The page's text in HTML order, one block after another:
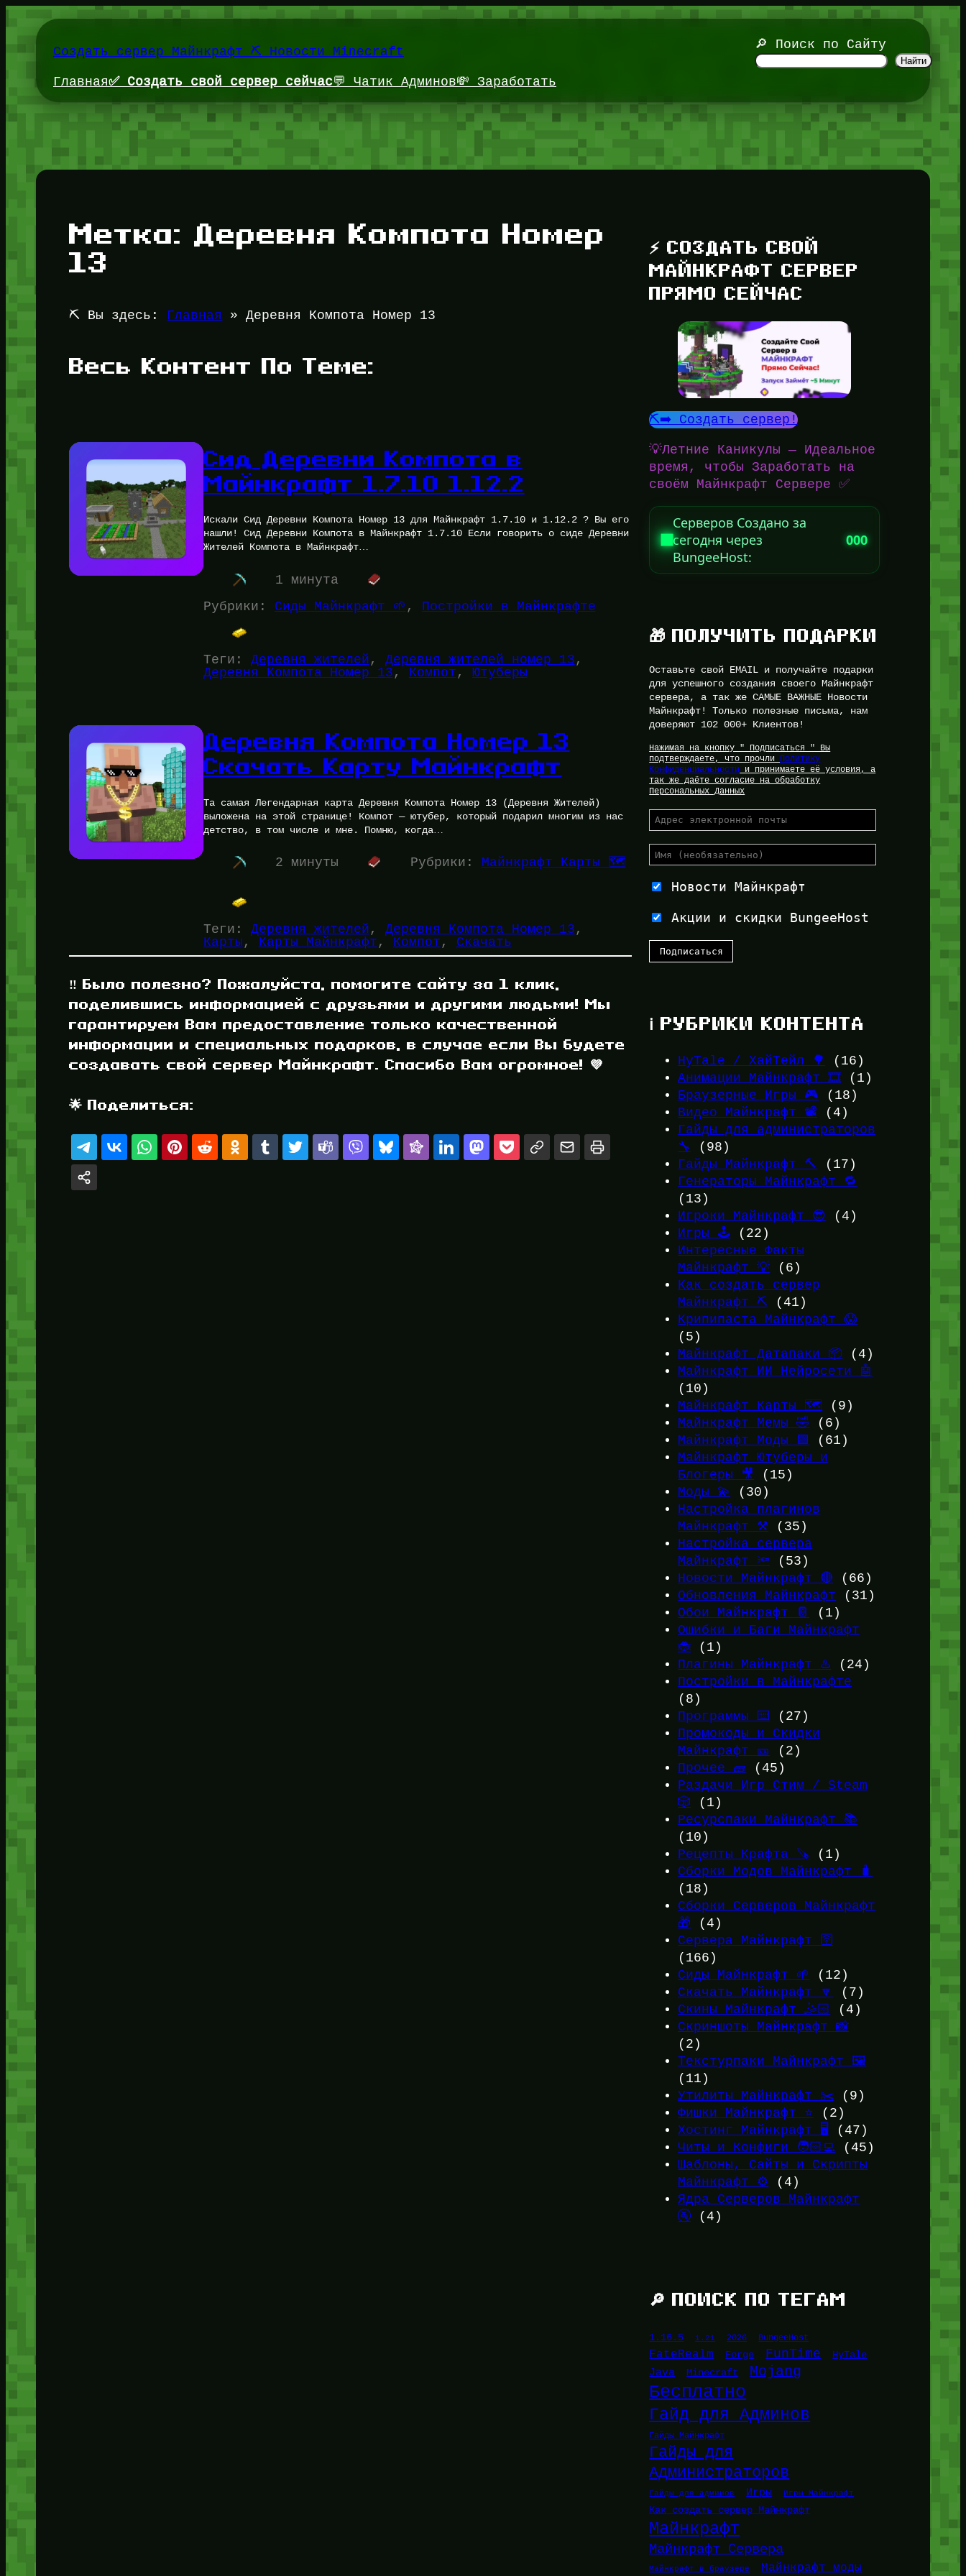
Перейти
к
содержимомуСоздать сервер Майнкрафт ⛏️ Новости Minecraft
🔎 Поиск по Сайту
Найти
Главная✅ Создать свой сервер сейчас💬 Чатик Админов💸 Заработать
Метка:Деревня Компота Номер
13
⛏️ Вы здесь: Главная »Деревня Компота Номер 13
Весь Контент По Теме:
Сид Деревни Компота в
Майнкрафт 1.7.10 1.12.2
Искали Сид Деревни Компота Номер 13 для Майнкрафт 1.7.10 и 1.12.2 ? Вы его
нашли! Сид Деревни Компота в Майнкрафт 1.7.10 Если говорить о сиде Деревни
Жителей Компота в Майнкрафт…
1 минута
Рубрики: Сиды Майнкрафт 🌱 , Постройки в Майнкрафте
Теги: Деревня жителей , Деревня жителей номер 13
Деревня Компота Номер 13 , Компот , Ютуберы
Деревня Компота Номер 13
Скачать Карту Майнкрафт
Та самая Легендарная карта Деревня Компота Номер 13 (Деревня Жителей)
выложена на этой странице! Компот — ютубер, который подарил многим из нас
детство, в том числе и мне. Помню, когда…
2 минуты Рубрики: Майнкрафт Карты 🗺️
Теги: Деревня жителей , Деревня Компота Номер 13
Карты , Карты Майнкрафт , Компот , Скачать
‼️ Было полезно? Пожалуйста, помогите сайту за 1 клик,
поделившись информацией с друзьями и другими людьми! Мы
гарантируем Вам предоставление только качественной
информации и специальных подарков, в случае если Вы будете
создавать свой сервер Майнкрафт. Спасибо Вам огромное! 💜
🌟 Поделиться:
⚡ СОЗДАТЬ СВОЙ
МАЙНКРАФТ СЕРВЕР
ПРЯМО СЕЙЧАС
⛏️➡️ Создать сервер!
💡Летние Каникулы — Идеальное
время, чтобы Заработать на
своём Майнкрафт Сервере ✅
Серверов Создано за
сегодня через
BungeeHost:
000
🎁 ПОЛУЧИТЬ ПОДАРКИ
Оставьте свой EMAIL и получайте подарки
для успешного создания своего Майнкрафт
сервера, а так же САМЫЕ ВАЖНЫЕ Новости
Майнкрафт! Только полезные письма, нам
доверяют 102 000+ Клиентов!
Нажимая на кнопку " Подписаться " Вы
подтверждаете, что прочли Политику
Конфиденциальности и принимаете её условия, а
так же даёте согласие на обработку
Персональных Данных
Новости Майнкрафт
Акции и скидки BungeeHost
ℹ️ РУБРИКИ КОНТЕНТА
HyTale / ХайТейл 🌳
(16)
Анимации Майнкрафт 🎞️ (1)
Браузерные Игры 🎮 (18)
Видео Майнкрафт 📽️ (4)
Гайды для администраторов
🔧
(98)
Гайды Майнкрафт 🔨
(17)
Генераторы Майнкрафт 🔁
(13)
Игроки Майнкрафт 😎 (4)
Игры 🕹️ (22)
Интересные Факты
Майнкрафт 💡 (6)
Как создать сервер
Майнкрафт ⛏️ (41)
Крипипаста Майнкрафт 😱
(5)
Майнкрафт Датапаки 📦 (4)
Майнкрафт ИИ Нейросети 🤖
(10)
Майнкрафт Карты 🗺️ (9)
Майнкрафт Мемы 🤣 (6)
Майнкрафт Моды 🟩
(61)
Майнкрафт Ютуберы и
Блогеры 🎥
(15)
Моды 💫
(30)
Настройка плагинов
Майнкрафт ⚒️ (35)
Настройка сервера
Майнкрафт 🔦 (53)
Новости Майнкрафт 🔴 (66)
Обновления Майнкрафт (31)
Обои Майнкрафт 📔
(1)
Ошибки и Баги Майнкрафт
🐞 (1)
Плагины Майнкрафт ♨️ (24)
Постройки в Майнкрафте
(8)
Программы ⌨️
(27)
Промокоды и Скидки
Майнкрафт 🎫
(2)
Прочее 🧱 (45)
Раздачи Игр Стим / Steam
🎲 (1)
Ресурспаки Майнкрафт 📚
(10)
Рецепты Крафта 🪚 (1)
Сборки Модов Майнкрафт 🧳
(18)
Сборки Серверов Майнкрафт
🎁 (4)
Сервера Майнкрафт 🛜
(166)
Сиды Майнкрафт 🌱
(12)
Скачать Майнкрафт 🔽
(7)
Скины Майнкрафт 🤹🏻
(4)
Скриншоты Майнкрафт 📸
(2)
Текстурпаки Майнкрафт 🖼️
(11)
Утилиты Майнкрафт ✂️ (9)
Фишки Майнкрафт ⭐ (2)
Хостинг Майнкрафт 🖥️
(47)
Читы и Конфиги 🧑🏻‍💻 (45)
Шаблоны, Сайты и Скрипты
Майнкрафт ⚙️ (4)
Ядра Серверов Майнкрафт
🚰 (4)
🔎 ПОИСК ПО ТЕГАМ
1.16.5 1.21 2026 BungeeHost
FateRealm Forge FunTime HyTale
Java Minecraft Mojang
Бесплатно
Гайд для Админов
Гайды Майнкрафт
Гайды для
Администраторов
Гайды для админов Игры Игры Майнкрафт
Как создать сервер Майнкрафт
Майнкрафт
Майнкрафт Сервера
Майнкрафт в браузере Майнкрафт моды